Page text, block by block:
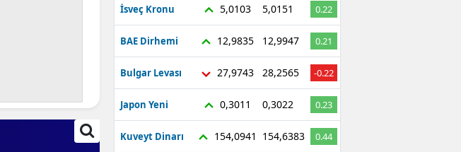
Bursa
Çanakkale
Çankırı
Çorum
Denizli
İsveç Kronu 5,0103 5,0151 0.22
BAE Dirhemi 12,9835 12,9947 0.21
Bulgar Levası 27,9743 28,2565 -0.22
Japon Yeni 0,3011 0,3022 0.23
Kuveyt Dinarı 154,0941 154,6383 0.44